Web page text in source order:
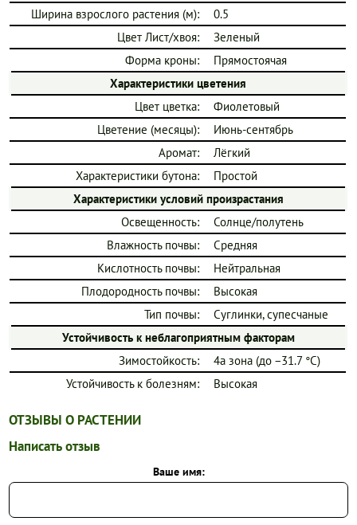
Ширина взрослого растения (м):
0.5
Цвет Лист/хвоя:
Зеленый
Форма кроны:
Прямостоячая
Характеристики цветения
Цвет цветка:
Фиолетовый
Цветение (месяцы):
Июнь-сентябрь
Аромат:
Лёгкий
Характеристики бутона:
Простой
Характеристики условий произрастания
Освещенность:
Солнце/полутень
Влажность почвы:
Средняя
Кислотность почвы:
Нейтральная
Плодородность почвы:
Высокая
Тип почвы:
Суглинки, супесчаные
Устойчивость к неблагоприятным факторам
Зимостойкость:
4a зона (до −31.7 °C)
Устойчивость к болезням:
Высокая
ОТЗЫВЫ О РАСТЕНИИ
Написать отзыв
Ваше имя: